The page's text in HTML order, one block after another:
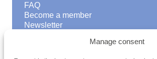
Manage consent
FAQ
Become a member
Newsletter